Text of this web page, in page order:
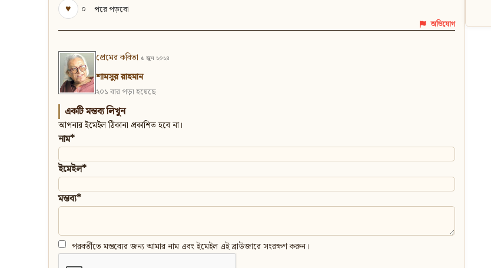
♥
০ পরে পড়বো
অভিযোগ
প্রেমের কবিতা ৫ জুন ২০২৪
শামসুর রাহমান
২০১ বার পড়া হয়েছে
একটি মন্তব্য লিখুন
আপনার ইমেইল ঠিকানা প্রকাশিত হবে না।
নাম*
ইমেইল*
মন্তব্য*
পরবর্তীতে মন্তব্যের জন্য আমার নাম এবং ইমেইল এই ব্রাউজারে সংরক্ষণ করুন।